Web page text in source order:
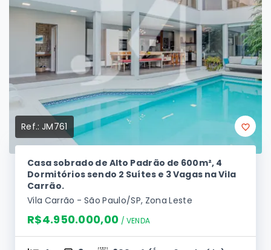
Ref.:JM761
Casa sobrado de Alto Padrão de 600m², 4
Dormitórios sendo 2 Suítes e 3 Vagas na Vila
Carrão.